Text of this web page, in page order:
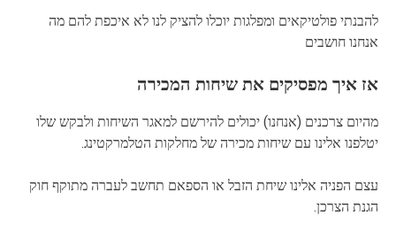
להבנתי פולטיקאים ומפלגות יוכלו להציק לנו לא איכפת להם מה
אנחנו חושבים
אז איך מפסיקים את שיחות המכירה
מהיום צרכנים (אנחנו) יכולים להירשם למאגר השיחות ולבקש שלו
יטלפנו אלינו עם שיחות מכירה של מחלקות הטלמרקטינג.
עצם הפניה אלינו שיחת הזבל או הספאם תחשב לעברה מתוקף חוק
הגנת הצרכן.